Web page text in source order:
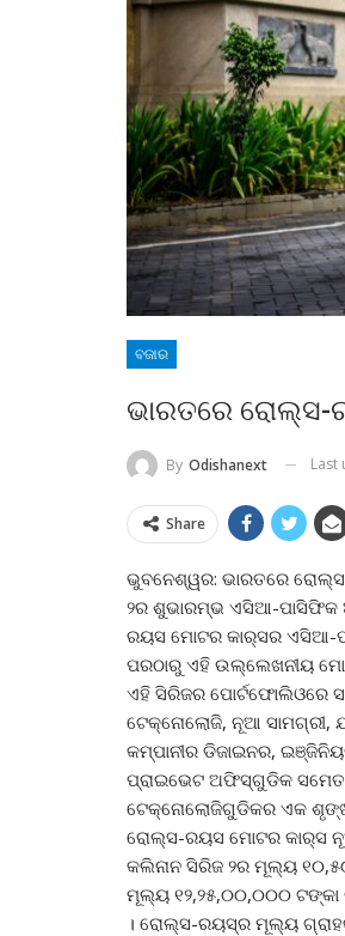
ବଜାର
ଭାରତରେ ରୋଲ୍‌ସ-
By Odishanext Last
Share
ଭୁବନେଶ୍ୱର: ଭାରତରେ
୨ର ଶୁଭାରମ୍ଭ ଏସିଆ-
ରୟସ ମୋଟର କାର୍‌ସର ଏସିଆ-
ପରଠାରୁ ଏହି ଉଲ୍ଲେଖନୀୟ
ଏହି ସିରିଜର ପୋର୍ଟଫୋଲିଓରେ
ଟେକ୍ନୋଲୋଜି, ନୂଆ ସାମଗ୍ରୀ,
କମ୍ପାନୀର ଡିଜାଇନର,
ପ୍ରାଇଭେଟ ଅଫିସ୍‌ଗୁଡିକ ସମେତ
ଟେକ୍ନୋଲୋଜିଗୁଡିକର ଏକ
ରୋଲ୍‌ସ-ରୟସ ମୋଟର କାର୍‌ସ
କଲିନାନ ସିରିଜ ୨ର ମୂଲ୍ୟ
ମୂଲ୍ୟ ୧୨,୨୫,୦୦,୦୦୦ ଟଙ୍କା
। ରୋଲ୍‌ସ-ରୟସ୍‌ର ମୂଲ୍ୟ